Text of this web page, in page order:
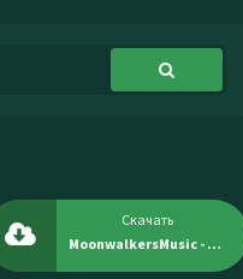
Скачать
MoonwalkersMusic - Стальной характер высокий интеллект